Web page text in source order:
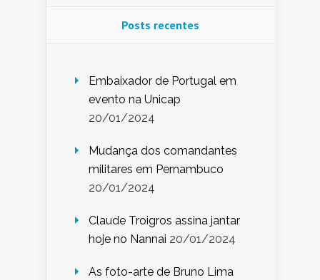
Posts recentes
Embaixador de Portugal em
evento na Unicap
20/01/2024
Mudança dos comandantes
militares em Pernambuco
20/01/2024
Claude Troigros assina jantar
hoje no Nannai 20/01/2024
As foto-arte de Bruno Lima